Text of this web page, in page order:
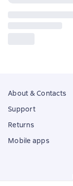
About & Contacts
Support
Returns
Mobile apps